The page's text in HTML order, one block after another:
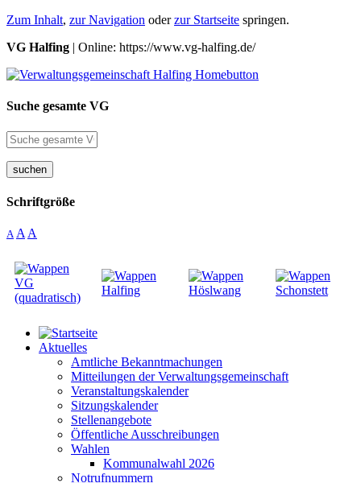
Zum Inhalt, zur Navigation oderzur Startseite springen.
VG Halfing | Online: https://www.vg-halfing.de/
Suche gesamte VG
suchen
Schriftgröße
A A A
Aktuelles
Amtliche Bekanntmachungen
Mitteilungen der Verwaltungsgemeinschaft
Veranstaltungskalender
Sitzungskalender
Stellenangebote
Öffentliche Ausschreibungen
Wahlen
Kommunalwahl 2026
Notrufnummern